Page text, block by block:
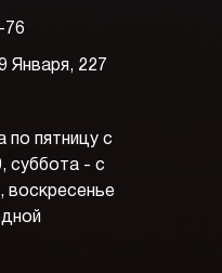
76
Января, 227
по пятницу с
суббота - с
воскресенье